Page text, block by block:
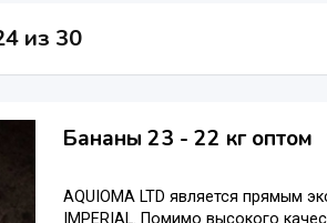
из 30
Бананы 23 - 22 кг оптом
AQUIOMA LTD является прямым
IMPERIAL. Помимо высокого